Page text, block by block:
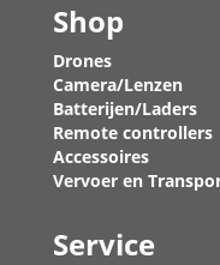
Shop
Drones
Camera/Lenzen
Batterijen/Laders
Remote controllers
Accessoires
Vervoer en
Service